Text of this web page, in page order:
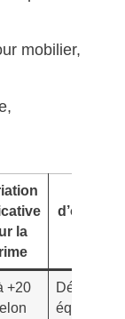
mobilier,
la
+20
Déclarer